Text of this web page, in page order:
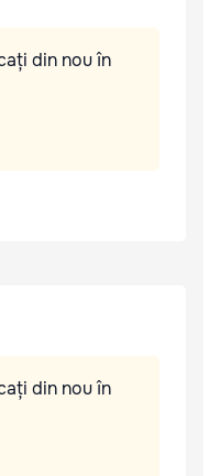
din nou în
din nou în